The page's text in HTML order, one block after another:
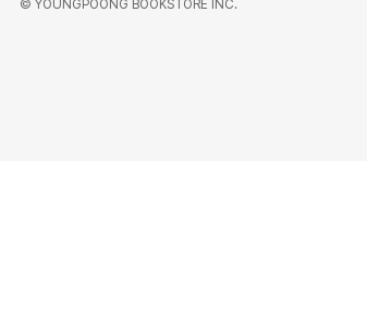
© YOUNGPOONG BOOKSTORE INC.